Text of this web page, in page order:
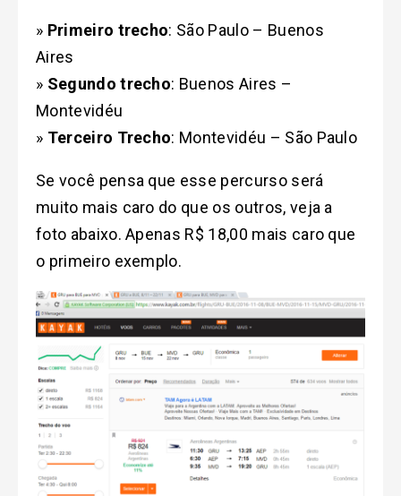
» Primeiro trecho: São Paulo – Buenos
Aires
» Segundo trecho: Buenos Aires –
Montevidéu
» Terceiro Trecho: Montevidéu – São Paulo
Se você pensa que esse percurso será
muito mais caro do que os outros, veja a
foto abaixo. Apenas R$ 18,00 mais caro que
o primeiro exemplo.